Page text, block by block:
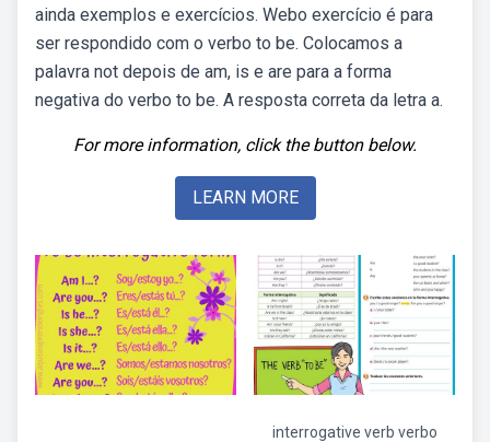
ainda exemplos e exercícios. Webo exercício é para
ser respondido com o verbo to be. Colocamos a
palavra not depois de am, is e are para a forma
negativa do verbo to be. A resposta correta da letra a.
For more information, click the button below.
LEARN MORE
interrogative verb verbo